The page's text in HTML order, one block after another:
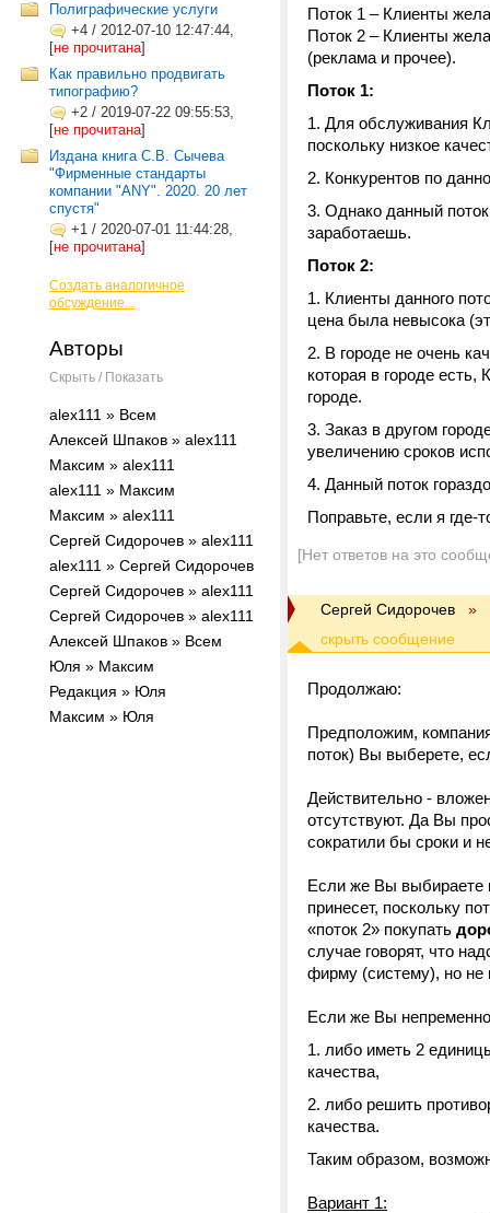
Полиграфические услуги
+4 / 2012-07-10 12:47:44,
[не прочитана]
Как правильно продвигать
типографию?
+2 / 2019-07-22 09:55:53,
[не прочитана]
Издана книга С.В. Сычева
"Фирменные стандарты
компании "ANY". 2020. 20 лет
спустя"
+1 / 2020-07-01 11:44:28,
[не прочитана]
Создать аналогичное
обсуждение...
Авторы
Скрыть / Показать
alex111 » Всем
Алексей Шпаков » alex111
Максим » alex111
alex111 » Максим
Максим » alex111
Сергей Сидорочев » alex111
alex111 » Сергей Сидорочев
Сергей Сидорочев » alex111
Сергей Сидорочев » alex111
Алексей Шпаков » Всем
Юля » Максим
Редакция » Юля
Максим » Юля
Поток 1 – Клиенты
Поток 2 – Клиенты
(реклама и прочее).
Поток 1:
Для обслуживания
поскольку низкое
Конкурентов по
Однако данный
заработаешь.
Поток 2:
Клиенты данного
цена была невысока
В городе не очень
которая в городе есть,
городе.
Заказ в другом
увеличению сроков
Данный поток
Поправьте, если я где-
[Нет ответов на это
Сергей Сидорочев »
Продолжаю:
Предположим,
поток) Вы выберете,
Действительно -
отсутствуют. Да Вы
сократили бы сроки и
Если же Вы выбираете
принесет, поскольку
«поток 2» покупать
случае говорят, что
фирму (систему), но не
Если же Вы
либо иметь 2
качества,
либо решить
качества.
Таким образом,
Вариант 1: